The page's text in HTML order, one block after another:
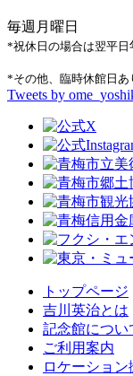
毎週月曜日
*祝休日の場合は翌平日
*その他、臨時休館日あ
Tweets by
トップページ
吉川英治とは
記念館につい
ご利用案内
ロケーショ